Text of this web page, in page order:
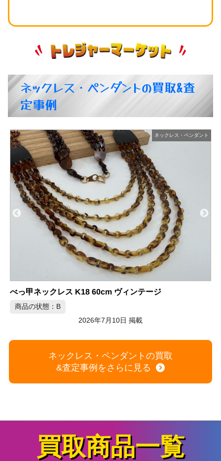
ネックレス・ペンダントの買取&査
定事例
ネックレス・ペンダント
K18 喜平ネックレス 12面トリプル 50cm 30.2g
商品の状態：A
2026年7月10日 掲載
ネックレス・ペンダントの買取
&査定事例をさらに見る
買取商品一覧